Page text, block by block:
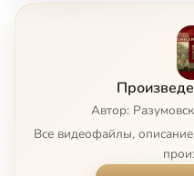
Автор:
Все видеофайлы,